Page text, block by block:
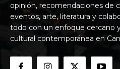
opinión, recomendaciones de
eventos, arte, literatura y
todo con un enfoque cercano
cultural contemporánea en